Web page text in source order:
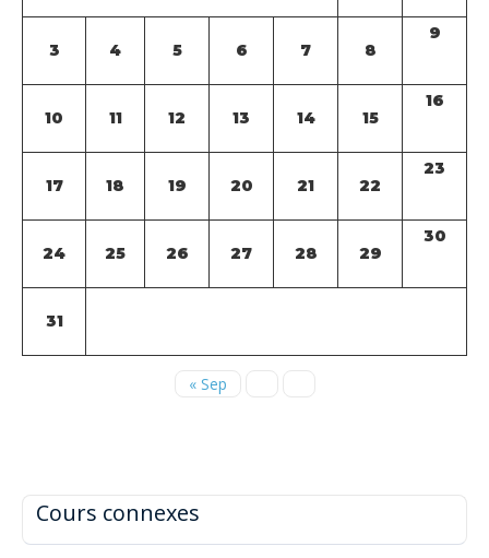
Cours connexes
3 4 5 6 7 8
9
10 11 12 13 14 15
16
17 18 19 20 21 22
23
24 25 26 27 28 29
30
31
« Sep